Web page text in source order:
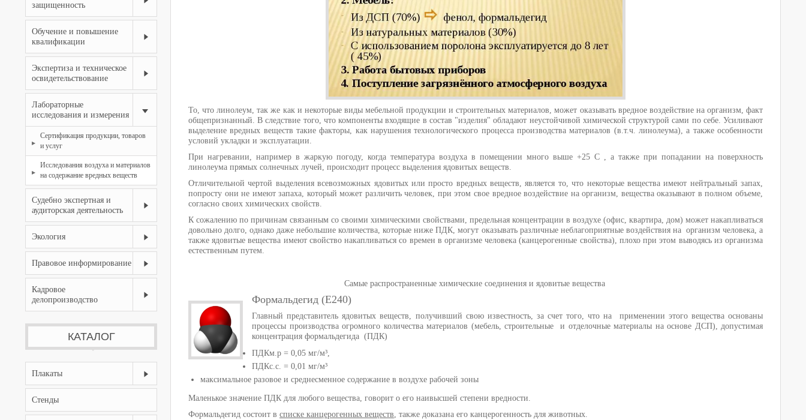
защищенность
Обучение и повышение
квалификации
Экспертиза и техническое
освидетельствование
Лабораторные
исследования и измерения
Сертификация продукции, товаров
и услуг
Исследования воздуха и материалов
на содержание вредных веществ
Судебно экспертная и
аудиторская деятельность
Экология
Правовое информирование
Кадровое
делопроизводство
КАТАЛОГ
Плакаты
Стенды
То, что линолеум, так же как и некоторые виды мебельной продукции и строительных материалов, может оказывать вредное воздействие на организм, факт
общепризнанный.В следствие того, что компоненты входящие в состав "изделия" обладают неустойчивой химической структурой сами по себе. Усиливают
выделение вредных веществ такие факторы, как нарушения технологического процесса производства материалов (в.т.ч. линолеума), а также особенности
условий укладки и эксплуатации.
При нагревании, например в жаркую погоду, когда температура воздуха в помещении много выше +25 С , а также при попадании на поверхность
линолеума прямых солнечных лучей, происходит процесс выделения ядовитых веществ.
Отличительной чертой выделения всевозможных ядовитых или просто вредных веществ, является то, что некоторые вещества имеют нейтральный запах,
попросту они не имеют запаха, который может различить человек, при этом свое вредное воздействие на организм, вещества оказывают в полном объеме,
согласно своих химических свойств.
К сожалению по причинам связанным со своими химическими свойствами, предельная концентрации в воздухе (офис, квартира, дом) может накапливаться
довольно долго, однако даже небольшие количества, которые ниже ПДК, могут оказывать различные неблагоприятные воздействия на организм человека, а
также ядовитые вещества имеют свойство накапливаться со времен в организме человека (канцерогенные свойства), плохо при этом выводясь из организма
естественным путем.
Самые распространенные химические соединения и ядовитые вещества
Формальдегид (E240)
Главный представитель ядовитых веществ, получивший свою известность, за счет того, что на применении этого вещества основаны
процессы производства огромного количества материалов (мебель, строительные и отделочные материалы на основе ДСП), допустимая
концентрация формальдегида (ПДК)
ПДКм.р = 0,05 мг/м³,
ПДКс.с. = 0,01 мг/м³
максимальное разовое и среднесменное содержание в воздухе рабочей зоны
Маленькое значение ПДК для любого вещества, говорит о его наивысшей степени вредности.
Формальдегид состоит в списке канцерогенных веществ, также доказана его канцерогенность для животных.